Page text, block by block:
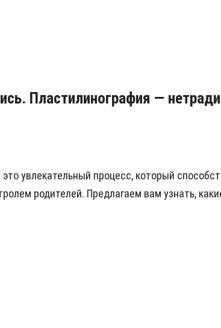
Пластилинография —
это увлекательный процесс, который
родителей. Предлагаем вам узнать,